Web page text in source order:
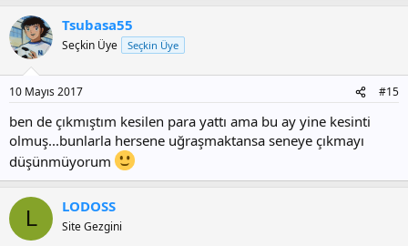
Tsubasa55
Seçkin Üye Seçkin Üye
10 Mayıs 2017 #15
ben de çıkmıştım kesilen para yattı ama bu ay yine kesinti
olmuş...bunlarla hersene uğraşmaktansa seneye çıkmayı
düşünmüyorum
L LODOSS
Site Gezgini